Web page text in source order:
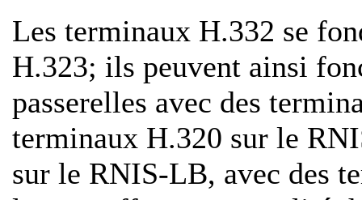
Les terminaux H.332 se
H.323; ils peuvent ainsi
passerelles avec des
terminaux H.320 sur le
sur le RNIS-LB, avec des